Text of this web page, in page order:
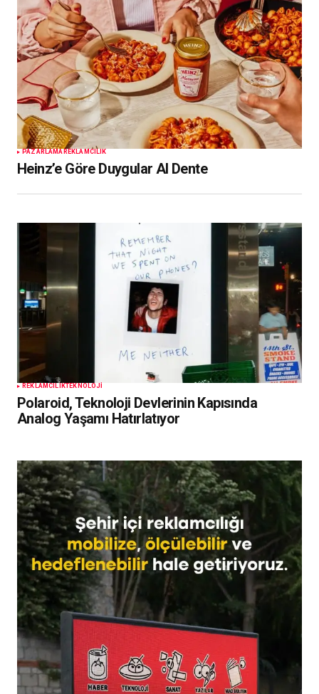
PAZARLAMA REKLAMCILIK
Heinz’e Göre Duygular Al Dente
REKLAMCILIKTEKNOLOJI
Polaroid, Teknoloji Devlerinin Kapısında
Analog Yaşamı Hatırlatıyor